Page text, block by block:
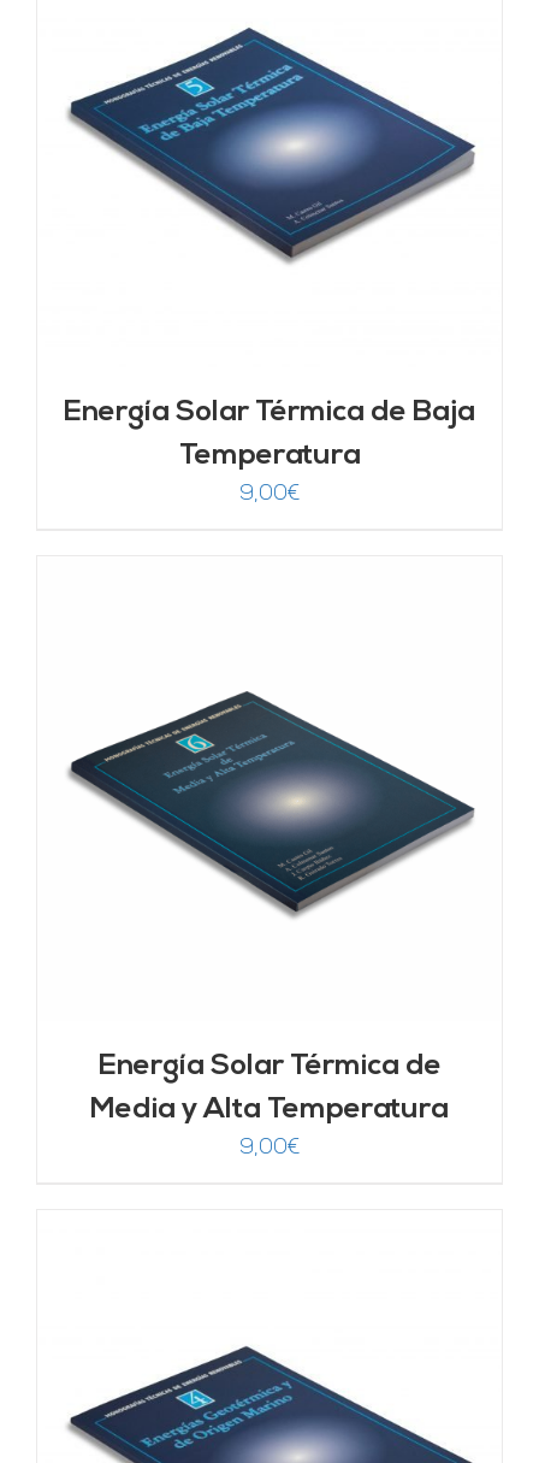
Energía Solar Térmica de Baja
Temperatura
9,00€
Energía Solar Térmica de
Media y Alta Temperatura
9,00€